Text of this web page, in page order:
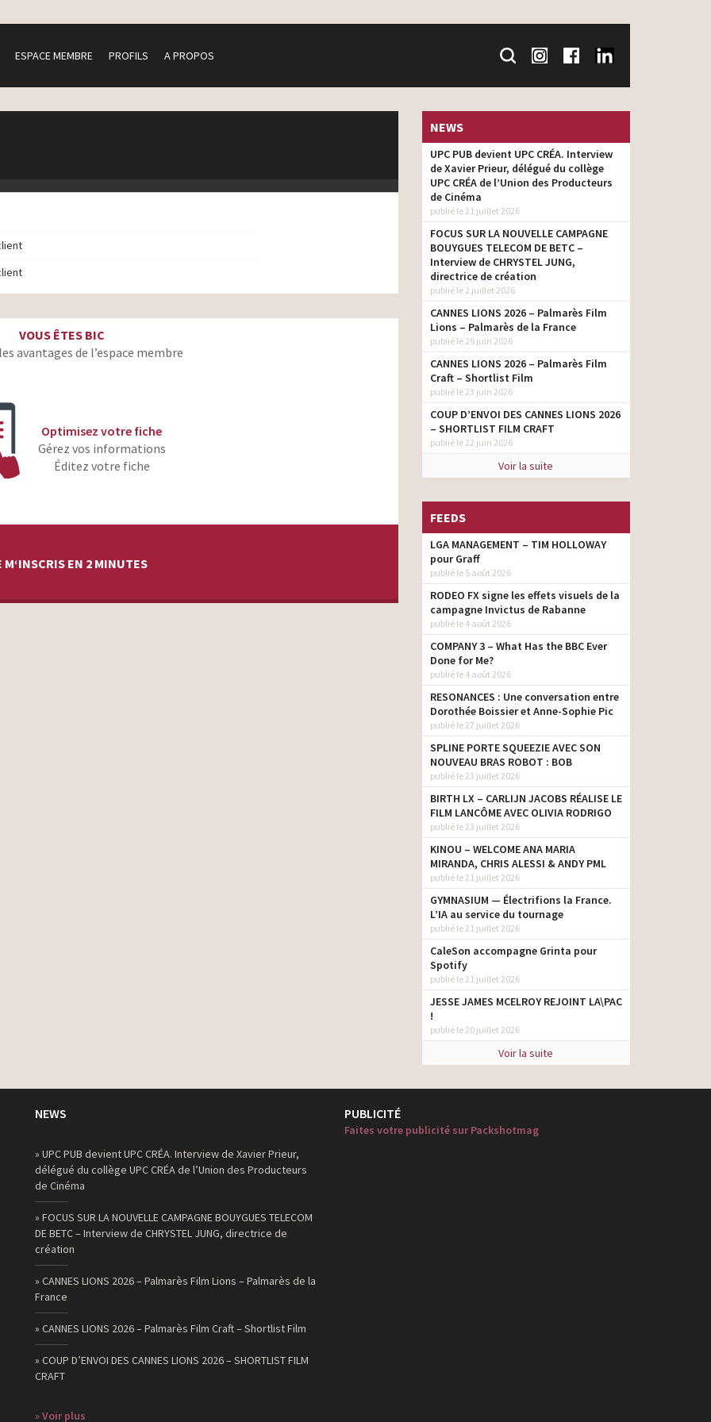
ESPACE MEMBRE PROFILS A PROPOS
VOUS ÊTES BIC
avantages de l’espace membre
Optimisez votre fiche
Gérez vos informations
Éditez votre fiche
EN 2 MINUTES
NEWS
UPC PUB devient UPC CRÉA. Interview
de Xavier Prieur, délégué du collège
UPC CRÉA de l’Union des Producteurs
de Cinéma
publié le 21 juillet 2026
FOCUS SUR LA NOUVELLE CAMPAGNE
BOUYGUES TELECOM DE BETC –
Interview de CHRYSTEL JUNG,
directrice de création
publié le 2 juillet 2026
CANNES LIONS 2026 – Palmarès Film
Lions – Palmarès de la France
publié le 29 juin 2026
CANNES LIONS 2026 – Palmarès Film
Craft – Shortlist Film
publié le 23 juin 2026
COUP D’ENVOI DES CANNES LIONS 2026
– SHORTLIST FILM CRAFT
publié le 22 juin 2026
Voir la suite
FEEDS
LGA MANAGEMENT – TIM HOLLOWAY
pour Graff
publié le 5 août 2026
RODEO FX signe les effets visuels de la
campagne Invictus de Rabanne
publié le 4 août 2026
COMPANY 3 – What Has the BBC Ever
Done for Me?
publié le 4 août 2026
RESONANCES : Une conversation entre
Dorothée Boissier et Anne-Sophie Pic
publié le 27 juillet 2026
SPLINE PORTE SQUEEZIE AVEC SON
NOUVEAU BRAS ROBOT : BOB
publié le 23 juillet 2026
BIRTH LX – CARLIJN JACOBS RÉALISE LE
FILM LANCÔME AVEC OLIVIA RODRIGO
publié le 23 juillet 2026
KINOU – WELCOME ANA MARIA
MIRANDA, CHRIS ALESSI & ANDY PML
publié le 21 juillet 2026
GYMNASIUM — Électrifions la France.
L’IA au service du tournage
publié le 21 juillet 2026
CaleSon accompagne Grinta pour
Spotify
publié le 21 juillet 2026
JESSE JAMES MCELROY REJOINT LA\PAC
!
publié le 20 juillet 2026
Voir la suite
NEWS
» UPC PUB devient UPC CRÉA. Interview de Xavier Prieur,
délégué du collège UPC CRÉA de l’Union des Producteurs
de Cinéma
» FOCUS SUR LA NOUVELLE CAMPAGNE BOUYGUES TELECOM
DE BETC – Interview de CHRYSTEL JUNG, directrice de
création
» CANNES LIONS 2026 – Palmarès Film Lions – Palmarès de la
France
» CANNES LIONS 2026 – Palmarès Film Craft – Shortlist Film
» COUP D’ENVOI DES CANNES LIONS 2026 – SHORTLIST FILM
CRAFT
» Voir plus
PUBLICITÉ
Faites votre publicité sur Packshotmag